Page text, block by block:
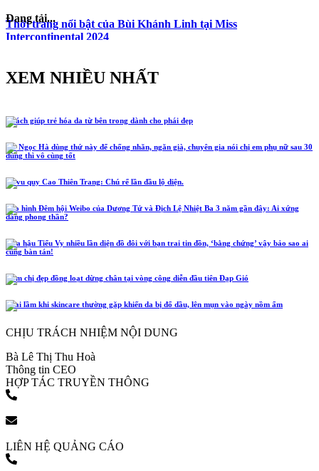
Thời trang nổi bật của Bùi Khánh Linh tại Miss
Intercontinental 2024
Đang tải...
XEM NHIỀU NHẤT
5 cách giúp trẻ hóa da từ bên trong dành cho phái đẹp
Hồ Ngọc Hà dùng thứ này để chống nhăn, ngăn già, chuyên gia nói chị em phụ nữ sau 30
dùng thì vô cùng tốt
Lễ vu quy Cao Thiên Trang: Chú rể lần đầu lộ diện.
Tạo hình Đêm hội Weibo của Dương Tử và Địch Lệ Nhiệt Ba 3 năm gần đây: Ai xứng
đáng phong thần?
Hoa hậu Tiểu Vy nhiều lần diện đồ đôi với bạn trai tin đồn, ‘bằng chứng’ vậy bảo sao ai
cũng bàn tán!
Năm chị đẹp đồng loạt dừng chân tại vòng công diễn đầu tiên Đạp Gió
4 sai lầm khi skincare thường gặp khiến da bị đổ dầu, lên mụn vào ngày nồm ẩm
CHỊU TRÁCH NHIỆM NỘI DUNG
Bà Lê Thị Thu Hoà
Thông tin CEO
HỢP TÁC TRUYỀN THÔNG
LIÊN HỆ QUẢNG CÁO